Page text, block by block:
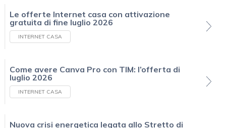
Le offerte Internet casa con attivazione
gratuita di fine luglio 2026
INTERNET CASA
Come avere Canva Pro con TIM: l’offerta di
luglio 2026
INTERNET CASA
Nuova crisi energetica legata allo Stretto di